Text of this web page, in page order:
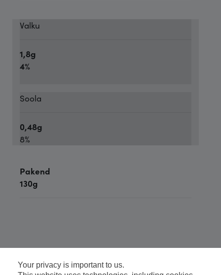
Your privacy is important to us.
Valku
1,8g
4%
Soola
0,48g
8%
Pakend
130g